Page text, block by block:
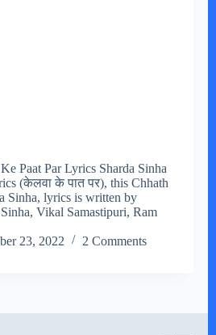
Paat Par Lyrics Sharda Sinha
(केलवा के पात पर), this Chhath
Sinha, lyrics is written by
Vikal Samastipuri, Ram
23, 2022 2 Comments